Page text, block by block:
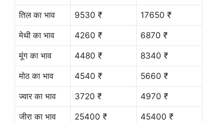
तिल का भाव 9530 ₹ 17650 ₹
मेथी का भाव 4260 ₹ 6870 ₹
मूंग का भाव 4480 ₹ 8340 ₹
मोठ का भाव 4540 ₹ 5660 ₹
ज्वार का भाव 3720 ₹ 4970 ₹
जीरा का भाव 25400 ₹ 45400 ₹